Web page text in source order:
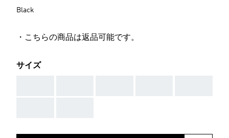
Black
・こちらの商品は返品可能です。
サイズ